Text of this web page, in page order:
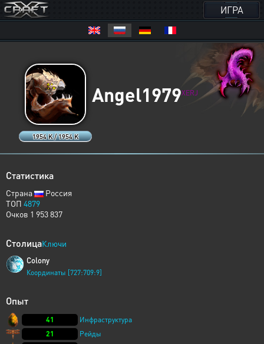
ИГРА
1954 K / 1954 K
Angel1979XERJ
Статистика
Страна
Россия
ТОП 4879
Очков 1 953 837
СтолицаКлючи
Colony
Координаты [727:709:9]
Опыт
41
Инфраструктура
21
Рейды